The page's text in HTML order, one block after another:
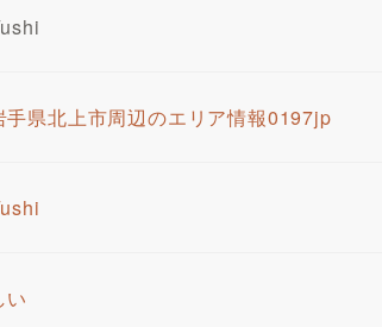
手県北上市周辺のエリア情報0197jp
い